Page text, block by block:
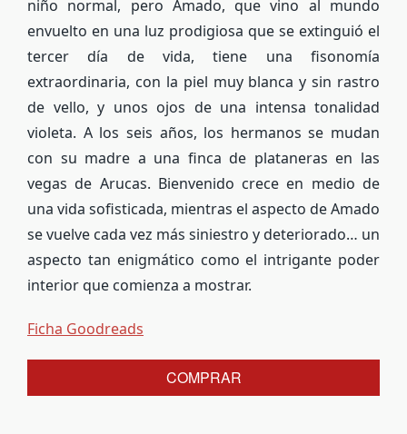
niño normal, pero Amado, que vino al mundo
envuelto en una luz prodigiosa que se extinguió el
tercer día de vida, tiene una fisonomía
extraordinaria, con la piel muy blanca y sin rastro
de vello, y unos ojos de una intensa tonalidad
violeta. A los seis años, los hermanos se mudan
con su madre a una finca de plataneras en las
vegas de Arucas. Bienvenido crece en medio de
una vida sofisticada, mientras el aspecto de Amado
se vuelve cada vez más siniestro y deteriorado… un
aspecto tan enigmático como el intrigante poder
interior que comienza a mostrar.
Ficha Goodreads
COMPRAR